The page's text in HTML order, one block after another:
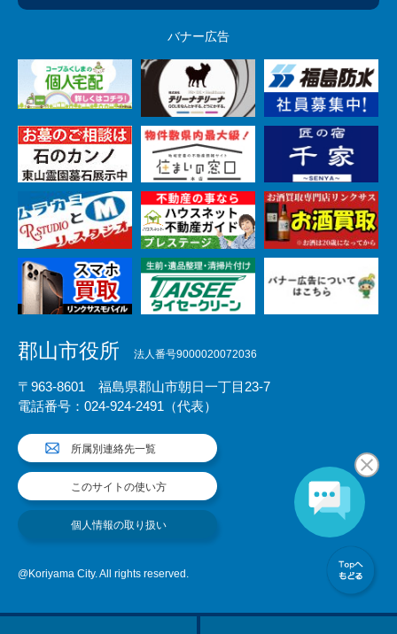
バナー広告
郡山市役所 法人番号9000020072036
〒963-8601 福島県郡山市朝日一丁目23-7
電話番号：024-924-2491（代表）
所属別連絡先一覧
このサイトの使い方
個人情報の取り扱い
@Koriyama City. All rights reserved.